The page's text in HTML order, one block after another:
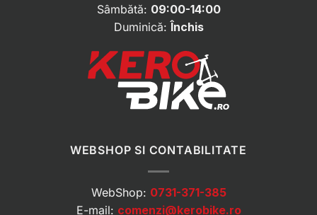
Sâmbătă: 09:00-14:00
Duminică: Închis
WEBSHOP SI CONTABILITATE
WebShop: 0731-371-385
E-mail: comenzi@kerobike.ro